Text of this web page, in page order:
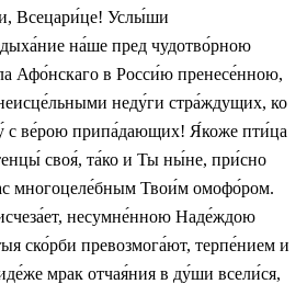
Всецари́це! Услы́ши
на́ше пред чудотво́рною
Афо́нскаго в Росси́ю пренесе́нною,
неду́ги стра́ждущих, ко
с ве́рою припа́дающих! Я́коже пти́ца
своя́, та́ко и Ты ны́не, при́сно
многоцеле́бным Твои́м омофо́ром.
несумне́нною Наде́ждою
ско́рби превозмога́ют, терпе́нием и
мрак отчая́ния в ду́ши всели́ся,